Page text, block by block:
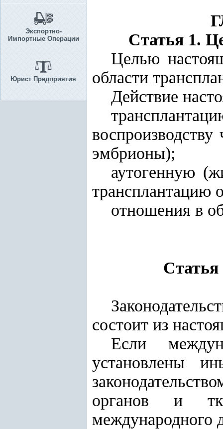
Экспортно-
Импортные Операции
Юрист Предприятия
Статья 1.
Целью
области
Действие
эмбрионы);
аутогенную
трансплантацию
отношения в
Статья
состоит из
Если
установлены
органов и
международного